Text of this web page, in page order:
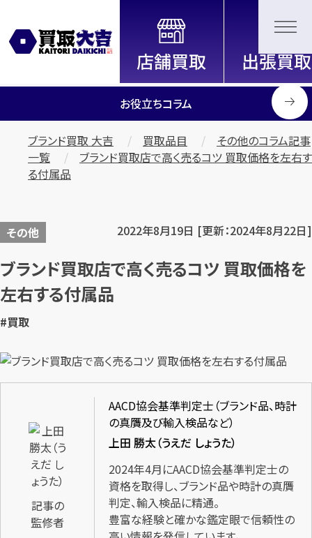
全国2000店舗以上展開中！
信頼と実績の買取専門店「買取大
吉」
お役立ちコラム
ブランド買取 大吉 買取品目
その他のコラム記事
一覧
ブランド買取店で高く売るコツ 買取価格を左右す
る付属品
その他 2022年8月19日 [更新：2024年8月22日]
ブランド買取店で高く売るコツ 買取価格を
左右する付属品
#買取
記事の
監修者
AACD協会基準判定士（ブランド品、時計
の真贋及び輸入検品など）
上田 勝太（うえだ しょうた）
2024年4月にAACD協会基準判定士の
資格を取得し、ブランド品や時計の真贋
判定、輸入検品に精通。
豊富な経験と確かな鑑定眼で信頼性の